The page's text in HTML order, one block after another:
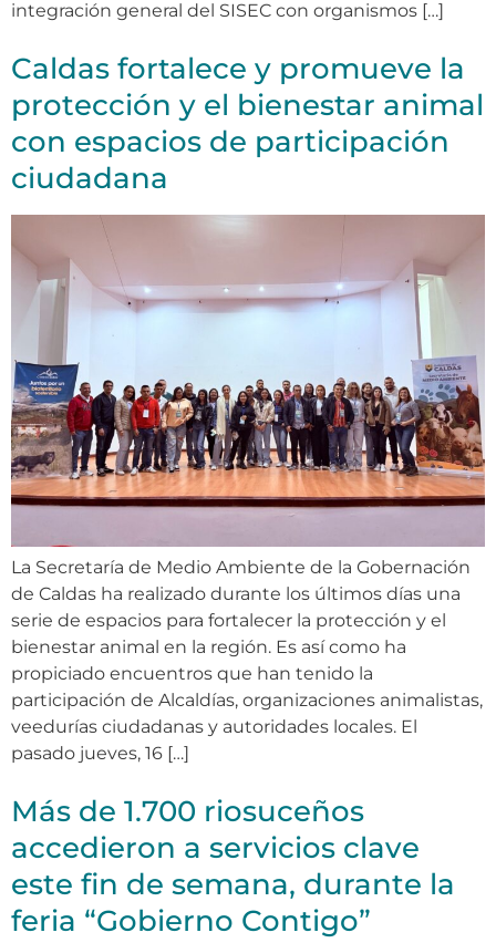
integración general del SISEC con organismos […]
Caldas fortalece y promueve la
protección y el bienestar animal
con espacios de participación
ciudadana
La Secretaría de Medio Ambiente de la Gobernación
de Caldas ha realizado durante los últimos días una
serie de espacios para fortalecer la protección y el
bienestar animal en la región. Es así como ha
propiciado encuentros que han tenido la
participación de Alcaldías, organizaciones animalistas,
veedurías ciudadanas y autoridades locales. El
pasado jueves, 16 […]
Más de 1.700 riosuceños
accedieron a servicios clave
este fin de semana, durante la
feria “Gobierno Contigo”